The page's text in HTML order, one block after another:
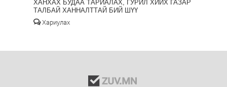
ХАНХАХ БУДАА ТАРИАЛАХ, ГУРИЛ ХИЙХ ГАЗАР
ТАЛБАЙ ХАННАЛТТАЙ БИЙ ШҮҮ
Хариулах